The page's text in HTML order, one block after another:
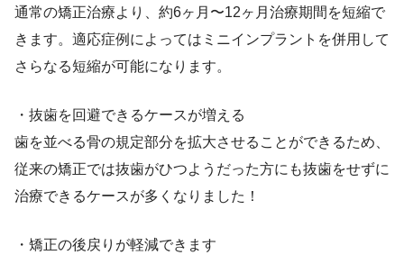
通常の矯正治療より、約6ヶ月〜12ヶ月治療期間を短縮で
きます。適応症例によってはミニインプラントを併用して
さらなる短縮が可能になります。
・抜歯を回避できるケースが増える
歯を並べる骨の規定部分を拡大させることができるため、
従来の矯正では抜歯がひつようだった方にも抜歯をせずに
治療できるケースが多くなりました！
・矯正の後戻りが軽減できます